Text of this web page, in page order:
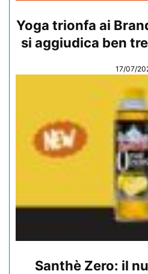
Yoga trionfa ai
si aggiudica ben
17/07/
Santhè Zero: il